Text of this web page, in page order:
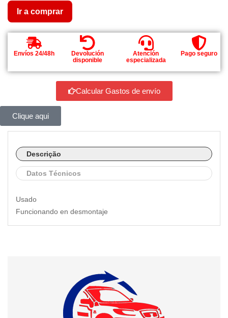
Ir a comprar
Envíos 24/48h
Devolución
disponible
Atención
especializada
Pago seguro
Calcular Gastos de envío
Clique aqui
Descrição
Datos Técnicos
Usado
Funcionando en desmontaje